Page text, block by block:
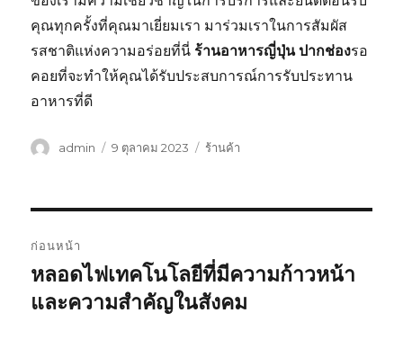
คุณทุกครั้งที่คุณมาเยี่ยมเรา มาร่วมเราในการสัมผัส
รสชาติแห่งความอร่อยที่นี่ ร้านอาหารญี่ปุ่น ปากช่องรอ
คอยที่จะทำให้คุณได้รับประสบการณ์การรับประทาน
อาหารที่ดี
ผู้admin
เขียน
9 ตุลาคม 2023
หมวด
ร้านค้า
เรื่อง
ก่อนหน้า
เรื่อง
ก่อน
หลอดไฟเทคโนโลยีที่มีความก้าวหน้า
และความสำคัญในสังคม